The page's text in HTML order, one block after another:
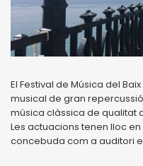
El Festival de Música del
musical de gran
música clàssica de qualitat
Les actuacions tenen lloc
concebuda com a auditori